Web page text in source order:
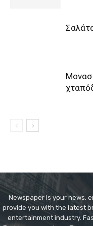
Newspaper is your news,
provide you with the latest
entertainment industry.